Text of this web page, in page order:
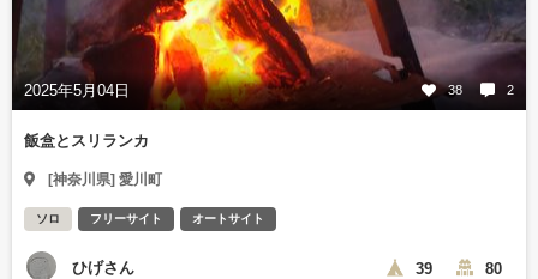
2025年5月04日 38 2
飯盒とスリランカ
[神奈川県] 愛川町
ソロ フリーサイト オートサイト
ひげさん 39 80